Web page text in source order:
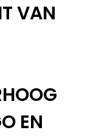
VAN
EN